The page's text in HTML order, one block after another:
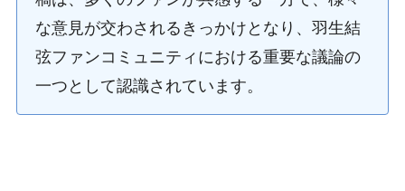
な意見が交わされるきっかけとなり、羽生結
弦ファンコミュニティにおける重要な議論の
一つとして認識されています。